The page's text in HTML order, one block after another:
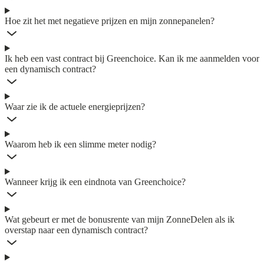
Hoe zit het met negatieve prijzen en mijn zonnepanelen?
Ik heb een vast contract bij Greenchoice. Kan ik me aanmelden voor
een dynamisch contract?
Waar zie ik de actuele energieprijzen?
Waarom heb ik een slimme meter nodig?
Wanneer krijg ik een eindnota van Greenchoice?
Wat gebeurt er met de bonusrente van mijn ZonneDelen als ik
overstap naar een dynamisch contract?